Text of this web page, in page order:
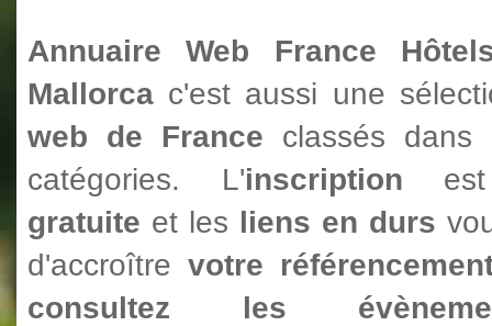
Annuaire Web France
Mallorca c'est aussi une
web de France classés
catégories. L'inscription est
gratuite et les liens en durs
d'accroître votre
consultez les